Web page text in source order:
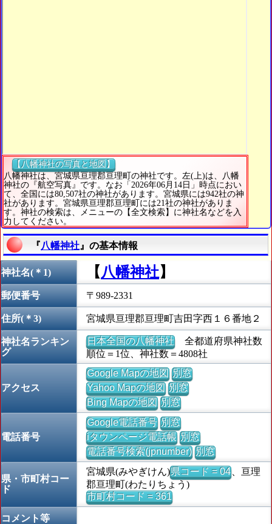
【八幡神社の写真と地図】
八幡神社は、宮城県亘理郡亘理町の神社です。左(上)は、八幡
神社の『航空写真』です。なお「2026年06月14日」時点におい
て、全国には80,507社の神社があります。宮城県には942社の神
社があります。宮城県亘理郡亘理町には21社の神社がありま
す。神社の検索は、メニューの【全文検索】に神社名などを入
力してください。
『八幡神社 』の基本情報
神社名(＊1) 【 八幡神社】
郵便番号 〒989-2331
住所(＊3) 宮城県亘理郡亘理町吉田字西１６番地２
神社名ランキン
グ
日本全国の八幡神社全都道府県神社数
順位＝1位、神社数＝4808社
アクセス
Google Mapの地図 別窓
Yahoo Mapの地図 別窓
Bing Mapの地図 別窓
電話番号
Google電話番号 別窓
iタウンページ電話帳 別窓
電話番号検索(jpnumber) 別窓
県・市町村コー
ド
宮城県(みやぎけん)県コード = 04、亘理
郡亘理町(わたりちょう)
市町村コード = 361
コメント等